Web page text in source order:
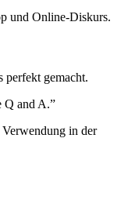
und Online-Diskurs.
perfekt gemacht.
Q and A.”
in der